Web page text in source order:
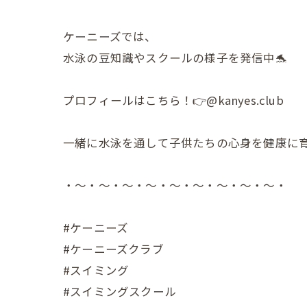
ケーニーズでは、
水泳の豆知識やスクールの様子を発信中🐬
プロフィールはこちら！👉@kanyes.club
一緒に水泳を通して子供たちの心身を健康に
・～・～・～・～・～・～・～・～・～・
#ケーニーズ
#ケーニーズクラブ
#スイミング
#スイミングスクール